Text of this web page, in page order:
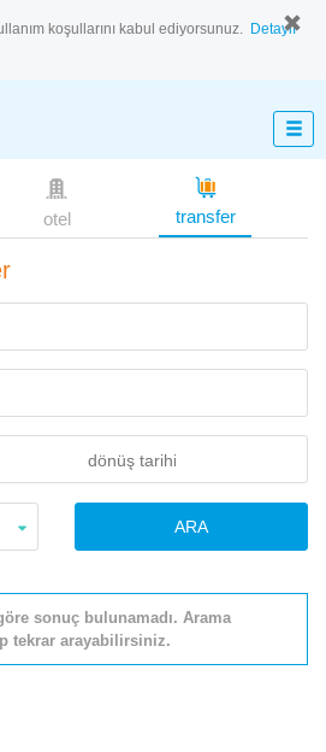
koşullarını kabul ediyorsunuz. Detaylı
otel transfer
ARA
sonuç bulunamadı. Arama
tekrar arayabilirsiniz.